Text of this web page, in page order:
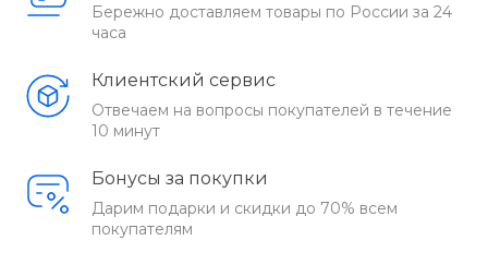
Бережно доставляем товары по России за 24
часа
Клиентский сервис
Отвечаем на вопросы покупателей в течение
10 минут
Бонусы за покупки
Дарим подарки и скидки до 70% всем
покупателям